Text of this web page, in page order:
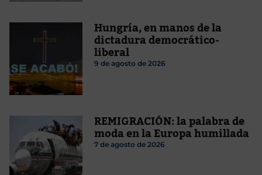
Hungría, en manos de la
dictadura democrático-
liberal
9 de agosto de 2026
REMIGRACIÓN: la palabra de
moda en la Europa humillada
7 de agosto de 2026